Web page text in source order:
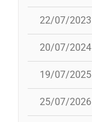
22/07/2023
20/07/2024
19/07/2025
25/07/2026